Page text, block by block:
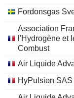
Fordonsgas
Association
l'Hydrogène et
Combust
Air Liquide
HyPulsion SAS